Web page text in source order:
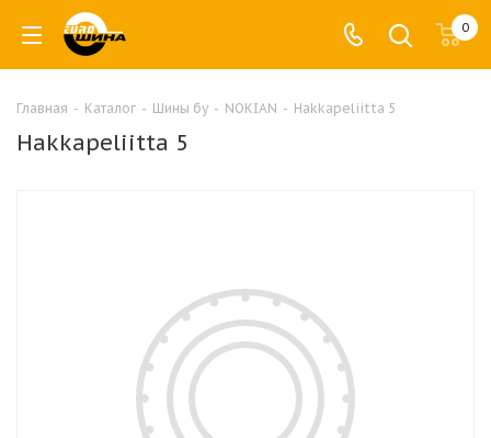
0
Главная - Каталог - Шины бу - NOKIAN - Hakkapeliitta 5
Hakkapeliitta 5